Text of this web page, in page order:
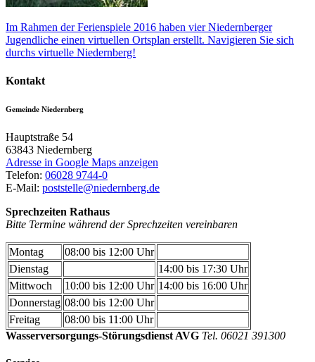
Im Rahmen der Ferienspiele 2016 haben vier Niedernberger
Jugendliche einen virtuellen Ortsplan erstellt. Navigieren Sie sich
durchs virtuelle Niedernberg!
Kontakt
Gemeinde Niedernberg
Hauptstraße 54
63843 Niedernberg
Adresse in Google Maps anzeigen
Telefon: 06028 9744-0
E-Mail: poststelle@niedernberg.de
Sprechzeiten Rathaus
Bitte Termine während der Sprechzeiten vereinbaren
Montag
08:00 bis 12:00 Uhr
Dienstag
14:00 bis 17:30 Uhr
Mittwoch
10:00 bis 12:00 Uhr 14:00 bis 16:00 Uhr
Donnerstag 08:00 bis 12:00 Uhr
Freitag
08:00 bis 11:00 Uhr
Wasserversorgungs-Störungsdienst AVG Tel. 06021 391300